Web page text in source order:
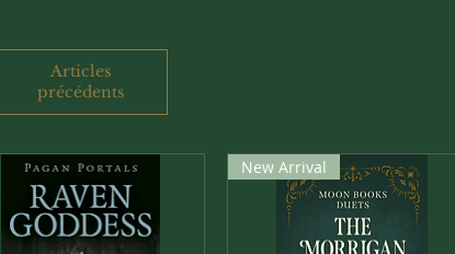
Articles
précédents
New Arrival